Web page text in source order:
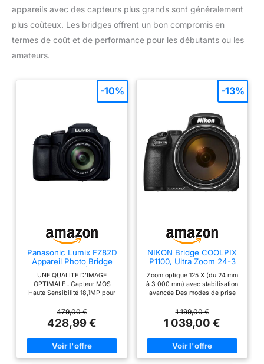
appareils avec des capteurs plus grands sont généralement
plus coûteux. Les bridges offrent un bon compromis en
termes de coût et de performance pour les débutants ou les
amateurs.
Panasonic Lumix FZ82D
Appareil Photo Bridge
Zoom Puissant (Capteur
18MP, Zoom Lumix 60x
F2.8-5.9, Grand Angle
20mm, Viseur OLED,
Stabilisation) Noir
UNE QUALITE D'IMAGE
OPTIMALE : Capteur MOS
Haute Sensibilité 18,1MP pour
Stabilisation Power O.I.S. pour
des images nettes, même à
main levée UN OBJECTIF
ULTRA POLYVALENT : Zoom
Lumix ultra puissant 60x avec
grand angle 20mm (20-
479,00 €
428,99 €
-10%
NIKON Bridge COOLPIX
P1100, Ultra Zoom 24-3
000mm, vidéo 4K, écran
orientable
Zoom optique 125 X (du 24 mm
à 3 000 mm) avec stabilisation
avancée Des modes de prise
oiseaux ou Lune) pour allier
précision et créativité Vidéo
UHD 4K avec toute la puissance
d’un super téléobjectif Une
conception étudiée pour des
prises de vue sans effort au
1 199,00 €
1 039,00 €
-13%